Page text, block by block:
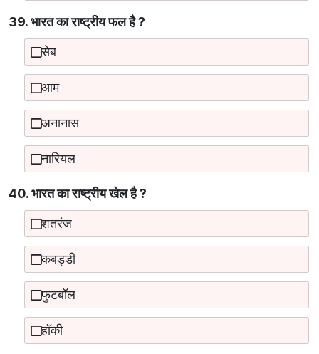
39. भारत का राष्‍ट्रीय फल है ?
सेब
आम
अनानास
नारियल
40. भारत का राष्‍ट्रीय खेल है ?
शतरंज
कबड्डी
फुटबॉल
हॉकी